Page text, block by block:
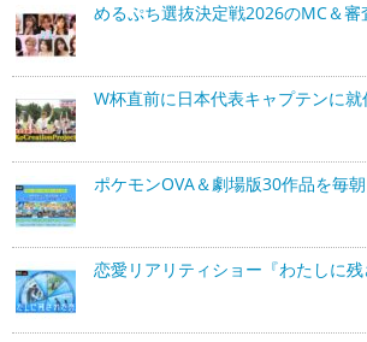
めるぷち選抜決定戦2026のMC＆
W杯直前に日本代表キャプテンに
ポケモンOVA＆劇場版30作品を毎
恋愛リアリティショー『わたしに